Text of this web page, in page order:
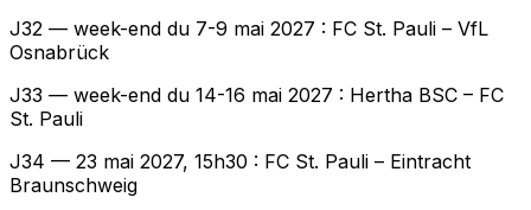
J32 — week-end du 7-9 mai 2027 : FC St. Pauli – VfL
Osnabrück
J33 — week-end du 14-16 mai 2027 : Hertha BSC – FC
St. Pauli
J34 — 23 mai 2027, 15h30 : FC St. Pauli – Eintracht
Braunschweig